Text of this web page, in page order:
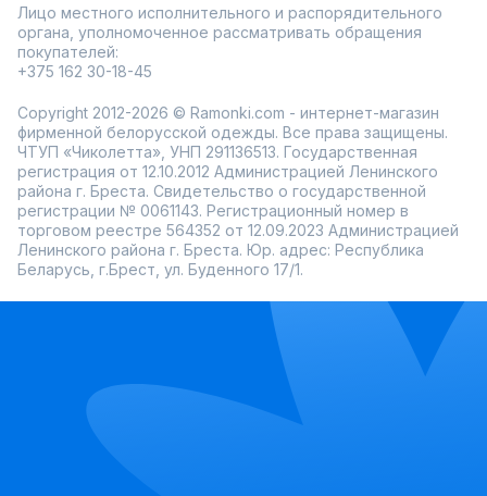
Лицо местного исполнительного и распорядительного
органа, уполномоченное рассматривать обращения
покупателей:
+375 162 30-18-45
Copyright 2012-2026 © Ramonki.com - интернет-магазин
фирменной белорусской одежды. Все права защищены.
ЧТУП «Чиколетта», УНП 291136513. Государственная
регистрация от 12.10.2012 Администрацией Ленинского
района г. Бреста. Свидетельство о государственной
регистрации № 0061143. Регистрационный номер в
торговом реестре 564352 от 12.09.2023 Администрацией
Ленинского района г. Бреста. Юр. адрес: Республика
Беларусь, г.Брест, ул. Буденного 17/1.